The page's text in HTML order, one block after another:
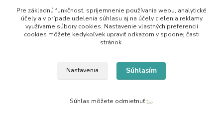
0907864188
pon. - pia. 9,00 do 16,00h
artwood.nelly@gmail.com
Pre základnú funkčnosť, spríjemnenie používania webu, analytické
účely a v prípade udelenia súhlasu aj na účely cielenia reklamy
využívame súbory cookies. Nastavenie vlastných preferencií
cookies môžete kedykoľvek upraviť odkazom v spodnej časti
stránok.
Nastavenia Súhlasím
Súhlas môžete odmietnuťtu.